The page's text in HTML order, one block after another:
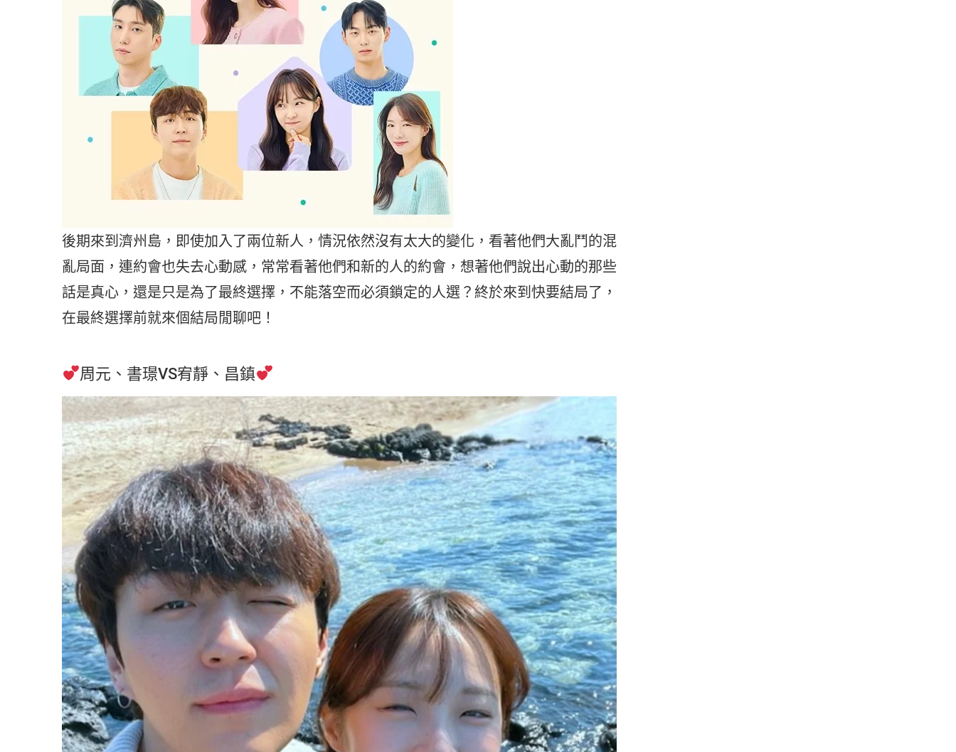
後期來到濟州島，即使加入了兩位新人，情況依然沒有太大的變化，看著他們大亂鬥的混
亂局面，連約會也失去心動感，常常看著他們和新的人的約會，想著他們說出心動的那些
話是真心，還是只是為了最終選擇，不能落空而必須鎖定的人選？終於來到快要結局了，
在最終選擇前就來個結局閒聊吧！
周元、書璟VS宥靜、昌鎮